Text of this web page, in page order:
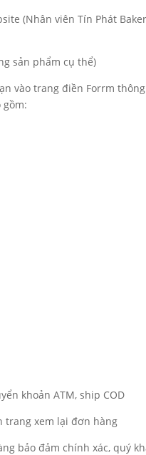
(Nhân viên Tín Phát
sản phẩm cụ thể)
vào trang điền Forrm
khoản ATM, ship COD
trang xem lại đơn hàng
bảo đảm chính xác, quý